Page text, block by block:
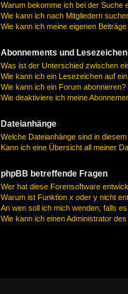
Warum bekomme ich bei der Suche
Wie kann ich nach Mitgliedern
Wie kann ich meine eigenen
Abonnements und Lesezeichen
Was ist der Unterschied zwischen
Wie kann ich ein Lesezeichen auf
Wie kann ich ein Forum abonnieren?
Wie deaktiviere ich meine
Dateianhänge
Welche Dateianhänge sind in
Kann ich eine Übersicht all meiner
phpBB betreffende Fragen
Wer hat diese Forensoftware
Warum ist Funktion x oder y nicht
An wen soll ich mich wenden, falls
Wie kann ich einen Administrator